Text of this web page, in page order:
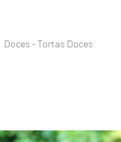
Doces - Tortas Doces